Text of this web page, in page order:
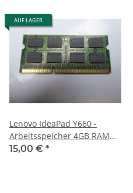
AUF LAGER
Lenovo IdeaPad Y660 -
Arbeitsspeicher 4GB RAM
Memory DDR3
15,00 € *